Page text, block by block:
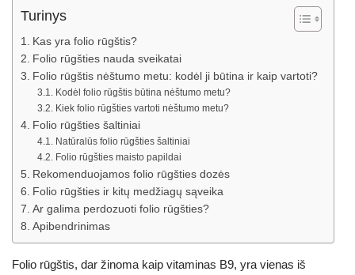
Turinys
Kas yra folio rūgštis?
Folio rūgšties nauda sveikatai
Folio rūgštis nėštumo metu: kodėl ji būtina ir kaip vartoti?
Kodėl folio rūgštis būtina nėštumo metu?
Kiek folio rūgšties vartoti nėštumo metu?
Folio rūgšties šaltiniai
Natūralūs folio rūgšties šaltiniai
Folio rūgšties maisto papildai
Rekomenduojamos folio rūgšties dozės
Folio rūgšties ir kitų medžiagų sąveika
Ar galima perdozuoti folio rūgšties?
Apibendrinimas
Folio rūgštis, dar žinoma kaip vitaminas B9, yra vienas iš